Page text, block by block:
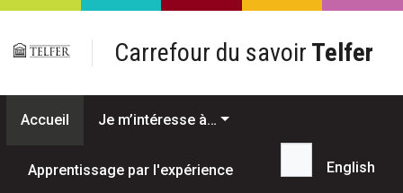
Passer au contenu principal
Carrefour du savoir Telfer
Accueil Je m’intéresse à…
Apprentissage par l'expérience
Recherche...
English